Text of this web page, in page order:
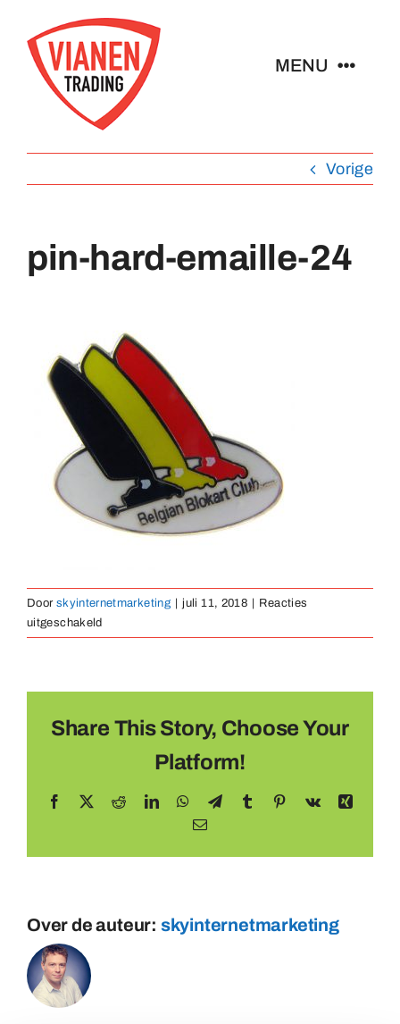
naar
inhoud
MENU
Pins
Schlüsselanhänger
Medaillen
Magnete
Vorige
pin-hard-emaille-24
Door skyinternetmarketing | juli 11, 2018 | Reacties
uitgeschakeldvoor
pin-
Share This Story, Choose Your
Platform!
Facebook RedditLinkedInWhatsApp
TelegramTumblr Pinterest
Vk
Xing
E-
Over de auteur: skyinternetmarketing